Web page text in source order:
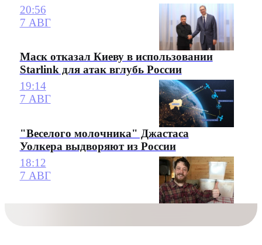
20:56
7 АВГ
Маск отказал Киеву в использовании
Starlink для атак вглубь России
19:14
7 АВГ
"Веселого молочника" Джастаса
Уолкера выдворяют из России
18:12
7 АВГ